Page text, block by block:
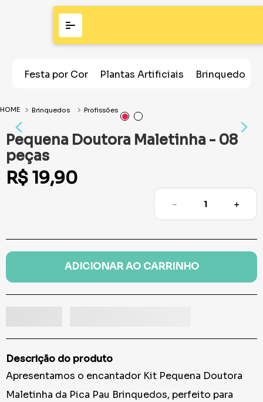
Festa por Cor Plantas Artificiais Brinquedos
Brinquedos Profissões
Pequena Doutora Maletinha - 08
peças
R$ 19,90
＋
－
ADICIONAR AO CARRINHO
Descrição do produto
Apresentamos o encantador Kit Pequena Doutora
Maletinha da Pica Pau Brinquedos, perfeito para